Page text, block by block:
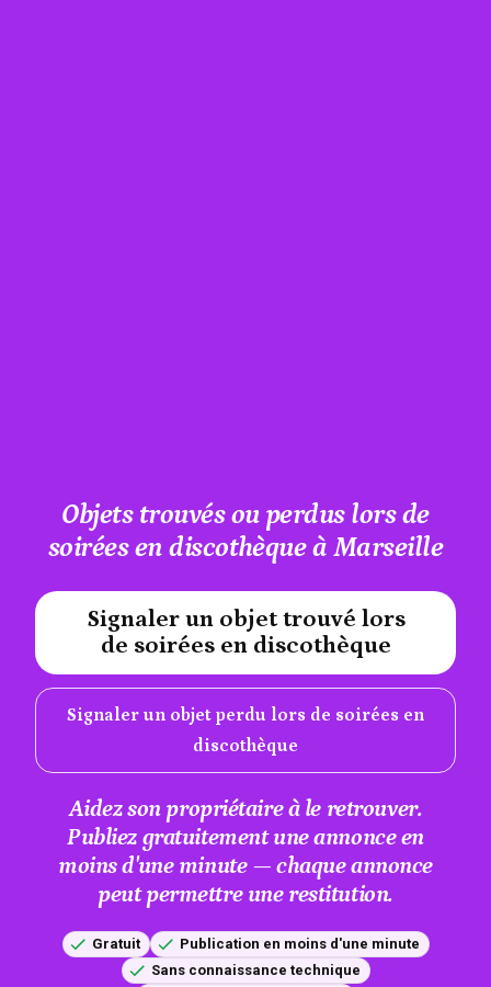
Objets trouvés ou perdus lors de
soirées en discothèque à Marseille
Signaler un objet trouvé lors
de soirées en discothèque
Signaler un objet perdu lors de soirées en
discothèque
#A12AEB
Aidez son propriétaire à le retrouver.
Publiez gratuitement une annonce en
moins d'une minute — chaque annonce
peut permettre une restitution.
Gratuit
Publication en moins d'une minute
Sans connaissance technique